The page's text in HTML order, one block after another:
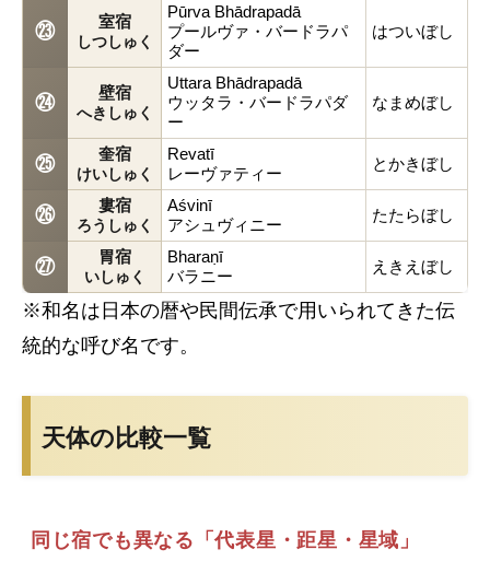
㉓ 室宿
しつしゅく
Pūrva Bhādrapadā
プールヴァ・バードラパ
ダー
はついぼし
㉔ 壁宿
へきしゅく
Uttara Bhādrapadā
ウッタラ・バードラパダ
ー
なまめぼし
㉕ 奎宿
けいしゅく
Revatī
レーヴァティー
とかきぼし
㉖ 婁宿
ろうしゅく
Aśvinī
アシュヴィニー
たたらぼし
㉗ 胃宿
いしゅく
Bharaṇī
バラニー
えきえぼし
※和名は日本の暦や民間伝承で用いられてきた伝
統的な呼び名です。
天体の比較一覧
同じ宿でも異なる「代表星・距星・星域」